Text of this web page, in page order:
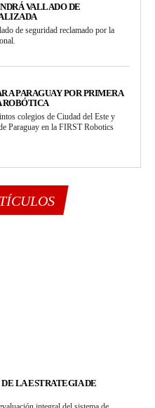
VALLADO DE
de seguridad reclamado por la
A PARAGUAY POR PRIMERA
ROBÓTICA
colegios de Ciudad del Este y
Paraguay en la FIRST Robotics
LA ESTRATEGIA DE